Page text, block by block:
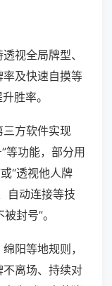
视全局牌型、
及快速自摸等
胜率。
方软件实现
等功能，部分用
“透视他人牌
自动连接等技
封号”。
阳等地规则，
离场、持续对